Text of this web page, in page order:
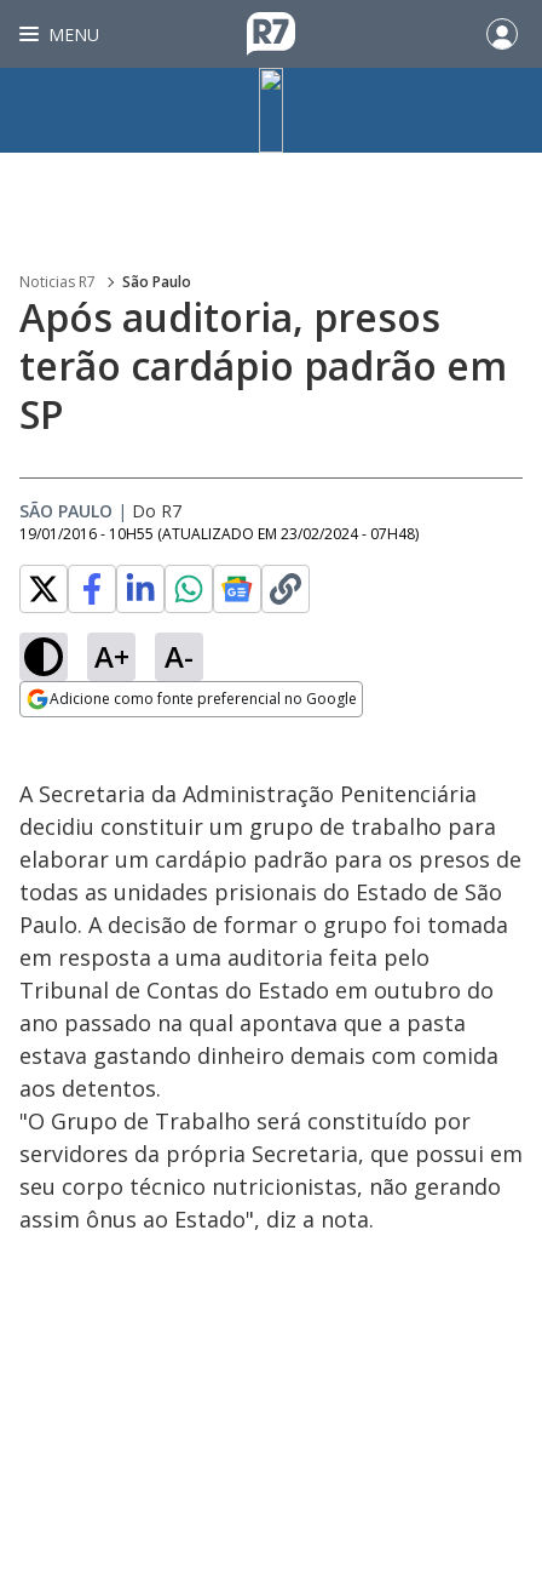
MENU
Noticias R7 São Paulo
Após auditoria, presos
terão cardápio padrão em
SP
SÃO PAULO | Do R7
19/01/2016 - 10H55 (ATUALIZADO EM 23/02/2024 - 07H48)
A+ A-
Adicione como fonte preferencial no Google
A Secretaria da Administração Penitenciária
decidiu constituir um grupo de trabalho para
elaborar um cardápio padrão para os presos de
todas as unidades prisionais do Estado de São
Paulo. A decisão de formar o grupo foi tomada
em resposta a uma auditoria feita pelo
Tribunal de Contas do Estado em outubro do
ano passado na qual apontava que a pasta
estava gastando dinheiro demais com comida
aos detentos.
"O Grupo de Trabalho será constituído por
servidores da própria Secretaria, que possui em
seu corpo técnico nutricionistas, não gerando
assim ônus ao Estado", diz a nota.